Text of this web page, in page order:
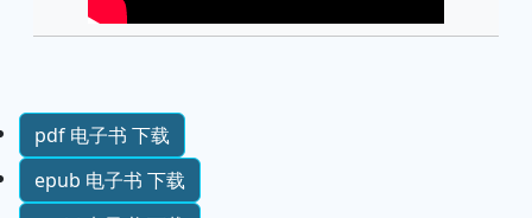
pdf 电子书 下载
epub 电子书 下载